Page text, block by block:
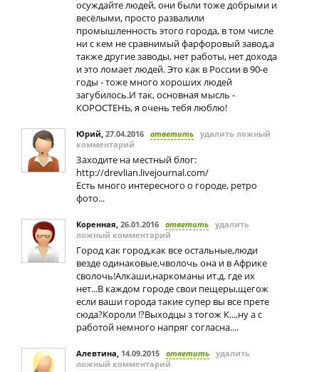
осуждайте людей, они были тоже добрыми и
весёлыми, просто развалили
промышленность этого города, в том числе
ни с кем не сравнимый фарфоровый завод,а
также другие заводы, нет работы, нет дохода
и это ломает людей. Это как в России в 90-е
годы - тоже много хороших людей
загубилось.И так, основная мысль -
КОРОСТЕНЬ, я очень тебя люблю!
Юрий, 27.04.2016 ответить удалить ложный
комментарий
Заходите на местный блог:
http://drevlian.livejournal.com/
Есть много интересного о городе, ретро
фото...
Коренная, 26.01.2016 ответить удалить
ложный комментарий
Город как город,как все остальные,люди
везде одинаковые,чволочь она и в Африке
сволочь!Алкаши,наркоманы ит.д. где их
нет...В каждом городе свои пещеры,щегож
если ваши города такие супер вы все прете
сюда?Короли !?Выходцы з тогож К...,ну а с
работой немного напряг согласна....
Алевтина, 14.09.2015 ответить удалить
ложный комментарий